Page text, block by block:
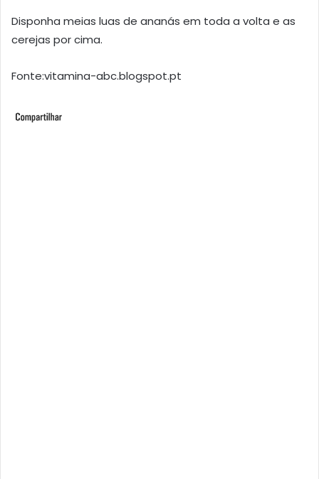
Disponha meias luas de ananás em toda a volta e as
cerejas por cima.
Fonte:vitamina-abc.blogspot.pt